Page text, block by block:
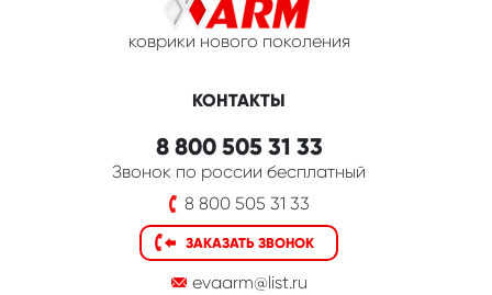
коврики нового поколения
КОНТАКТЫ
8 800 505 31 33
Звонок по россии бесплатный
8 800 505 31 33
ЗАКАЗАТЬ ЗВОНОК
evaarm@list.ru